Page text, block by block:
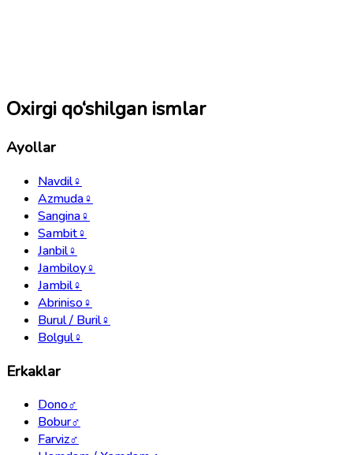
Oxirgi qo‘shilgan ismlar
Ayollar
Navdil♀
Azmuda♀
Sangina♀
Sambit♀
Janbil♀
Jambiloy♀
Jambil♀
Abriniso♀
Burul / Buril♀
Bolgul♀
Erkaklar
Dono♂
Bobur♂
Farviz♂